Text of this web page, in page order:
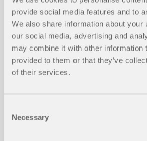
provide social media features and to
We also share information about your
our social media, advertising and
may combine it with other information
provided to them or that they’ve
of their services.
Selection
Necessary
Lire la suite